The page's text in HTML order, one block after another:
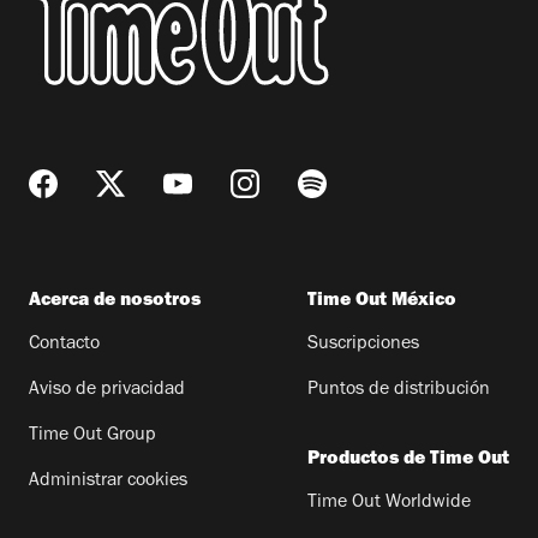
Acerca de nosotros
Contacto
Aviso de privacidad
Time Out Group
Administrar cookies
Time Out México
Suscripciones
Puntos de distribución
Productos de Time Out
Time Out Worldwide